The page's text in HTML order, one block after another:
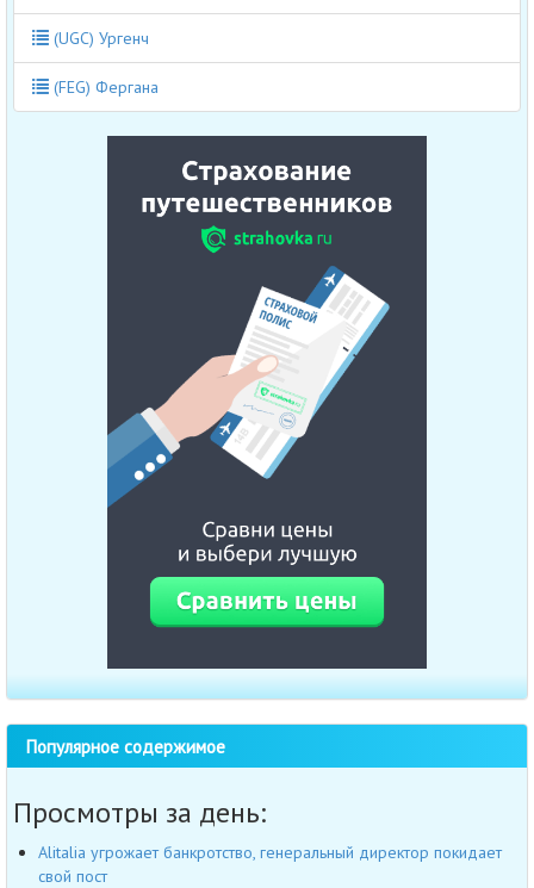
(UGC) Ургенч
(FEG) Фергана
Популярное содержимое
Просмотры за день:
Alitalia угрожает банкротство, генеральный директор покидает
свой пост